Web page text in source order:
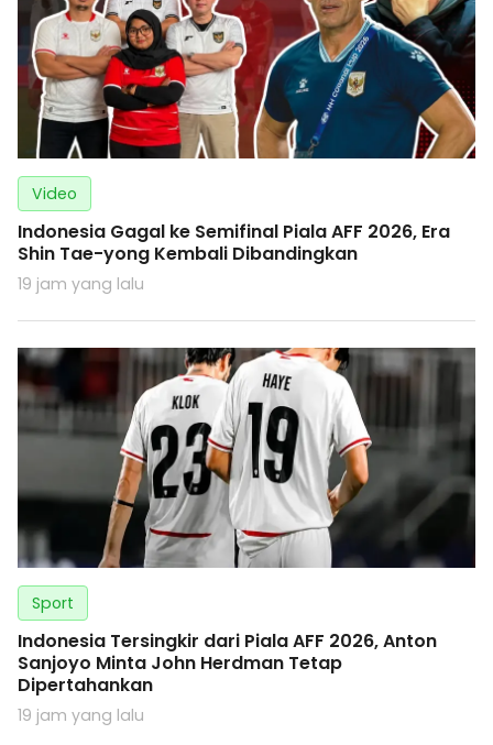
Video
Indonesia Gagal ke Semifinal Piala AFF 2026, Era
Shin Tae-yong Kembali Dibandingkan
19 jam yang lalu
Sport
Indonesia Tersingkir dari Piala AFF 2026, Anton
Sanjoyo Minta John Herdman Tetap
Dipertahankan
19 jam yang lalu